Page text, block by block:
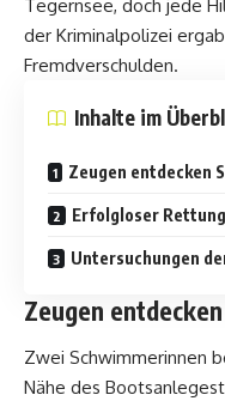
Tegernsee, doch jede
der Kriminalpolizei
Fremdverschulden.
Inhalte im
Zeugen entdecken
Erfolgloser
Untersuchungen
Zeugen
Zwei Schwimmerinnen
Nähe des